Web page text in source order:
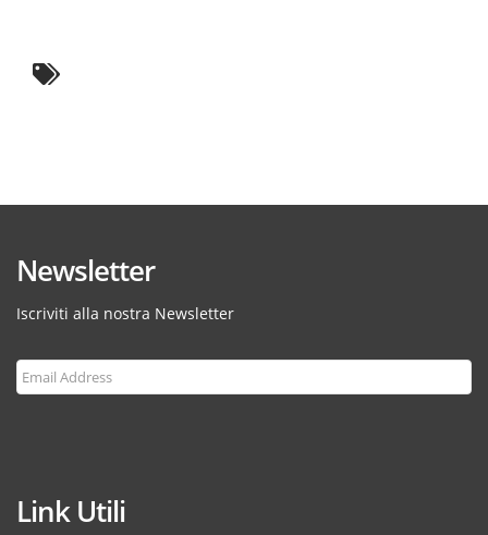
Newsletter
Iscriviti alla nostra Newsletter
Link Utili